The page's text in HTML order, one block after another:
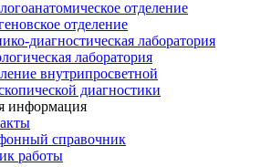
отделение
отделение
диагностическая лаборатория
лаборатория
внутрипросветной
диагностики
информация
справочник
работы